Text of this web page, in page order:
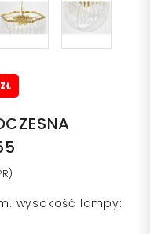
wysokość lampy: